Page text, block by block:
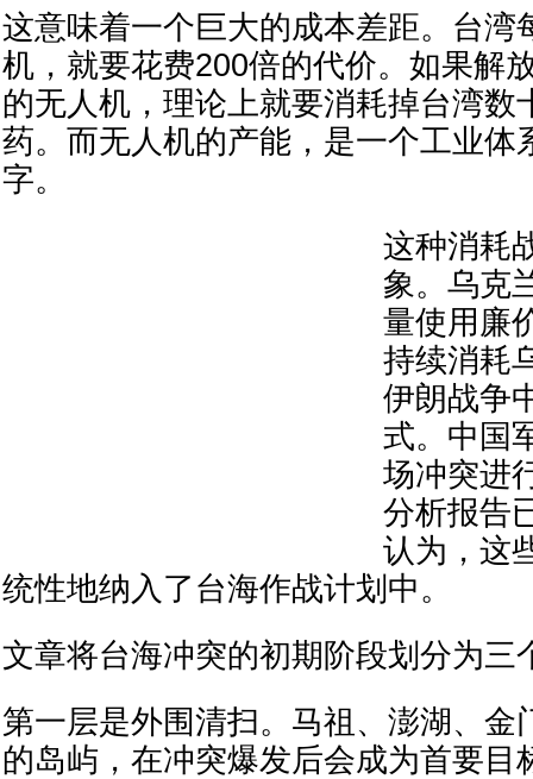
这意味着一个巨大的成本差距。台湾
机，就要花费200倍的代价。如果解
的无人机，理论上就要消耗掉台湾数
药。而无人机的产能，是一个工业体
字。
这种消耗
象。乌克
量使用廉
持续消耗
伊朗战争
式。中国
场冲突进
分析报告
认为，这
统性地纳入了台海作战计划中。
文章将台海冲突的初期阶段划分为三
第一层是外围清扫。马祖、澎湖、金
的岛屿，在冲突爆发后会成为首要目